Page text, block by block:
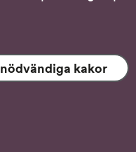
kakor
tolk i samtal